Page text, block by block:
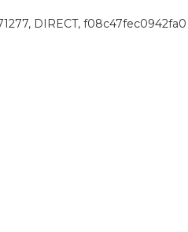
DIRECT, f08c47fec0942fa0